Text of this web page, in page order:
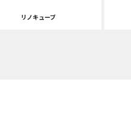
リノキューブ